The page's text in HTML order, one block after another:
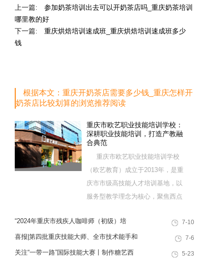
上一篇:
参加奶茶培训出去可以开奶茶店吗_重庆奶茶培训
哪里教的好
下一篇:
重庆烘焙培训速成班_重庆烘焙培训速成班多少
钱
根据本文：重庆开奶茶店需要多少钱_重庆怎样开
奶茶店比较划算的浏览推荐阅读
重庆市欧艺职业技能培训学校：
深耕职业技能培训，打造产教融
合典范
重庆市欧艺职业技能培训学校
（欧艺教育）成立于2013年，是重
庆市市级高技能人才培训基地，以
服务型教学理念为核心，聚焦西点
十余载，致力于培养兼具社会责任
感与创新思维的复合型行业高技能
人才，是集技能培训、证书认定、
“2024年重庆市残疾人咖啡师（初级）培
训”职业技能提升计划活动
7-10
喜报|第四批重庆技能大师、全市技术能手和
巴渝青年技能之星名单出炉，重庆欧艺职业
7-6
关注“一带一路”国际技能大赛丨制作糖艺西
5-23